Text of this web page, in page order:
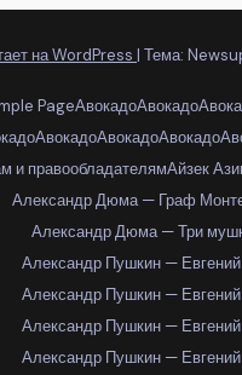
на WordPress | Тема:
PageАвокадоАвокадо
АвокадоАвокадоАвокадо
и правообладателямАйзек
Александр Дюма — Граф
Александр Дюма — Три
Александр Пушкин —
Александр Пушкин —
Александр Пушкин —
Александр Пушкин —